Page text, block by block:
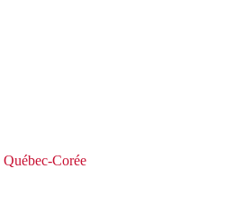
Québec-Corée